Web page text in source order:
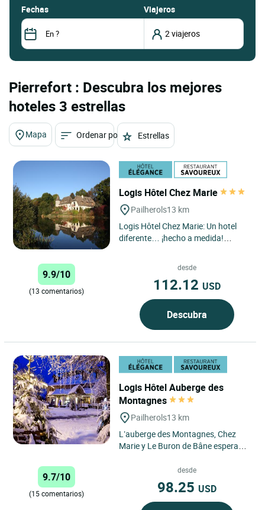
fechas Viajeros
Pierrefort : Descubra los mejores
hoteles 3 estrellas
Mapa Ordenar por Estrellas
Logis Hôtel Chez Marie
Pailherols13 km
Logis Hôtel Chez Marie: Un hotel
diferente… ¡hecho a medida!
9.9/10
(13 comentarios)
desde
112.12 USD
Descubra
Logis Hôtel Auberge des
Montagnes
Pailherols13 km
L’auberge des Montagnes, Chez
Marie y Le Buron de Bâne esperan a
Pailherols, en la cumbre...
9.7/10
(15 comentarios)
desde
98.25 USD